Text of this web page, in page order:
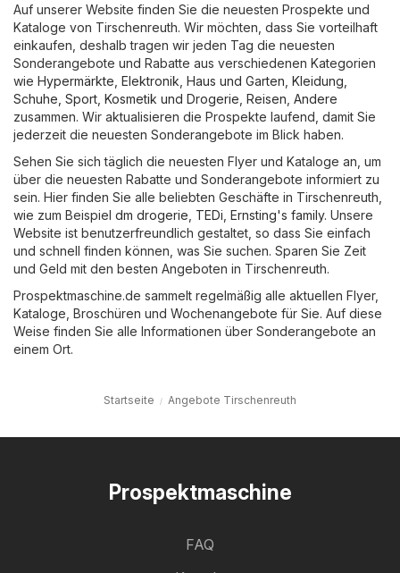
Auf unserer Website finden Sie die neuesten Prospekte und
Kataloge von Tirschenreuth. Wir möchten, dass Sie vorteilhaft
einkaufen, deshalb tragen wir jeden Tag die neuesten
Sonderangebote und Rabatte aus verschiedenen Kategorien
wie Hypermärkte Elektronik Haus und Garten Kleidung,
Schuhe, Sport Kosmetik und Drogerie Reisen Andere
zusammen. Wir aktualisieren die Prospekte laufend, damit Sie
jederzeit die neuesten Sonderangebote im Blick haben.
Sehen Sie sich täglich die neuesten Flyer und Kataloge an, um
über die neuesten Rabatte und Sonderangebote informiert zu
sein. Hier finden Sie alle beliebten Geschäfte in Tirschenreuth,
wie zum Beispiel dm drogerie TEDi Ernsting's family. Unsere
Website ist benutzerfreundlich gestaltet, so dass Sie einfach
und schnell finden können, was Sie suchen. Sparen Sie Zeit
und Geld mit den besten Angeboten in Tirschenreuth.
Prospektmaschine.de sammelt regelmäßig alle aktuellen Flyer,
Kataloge, Broschüren und Wochenangebote für Sie. Auf diese
Weise finden Sie alle Informationen über Sonderangebote an
einem Ort.
Startseite Angebote Tirschenreuth
Prospektmaschine
FAQ